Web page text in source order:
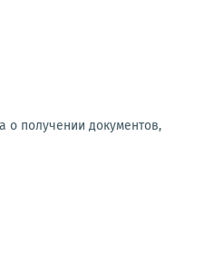
о получении документов,